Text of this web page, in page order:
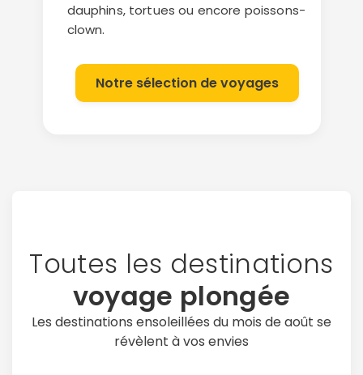
dauphins, tortues ou encore poissons-
clown.
Notre sélection de voyages
Toutes les destinations
voyage plongée
Les destinations ensoleillées du mois de août se
révèlent à vos envies